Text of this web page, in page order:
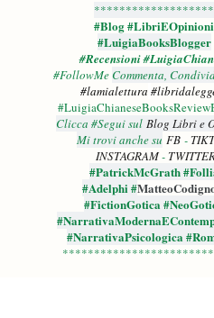
*******************
#Blog #LibriEOpinioni
#LuigiaBooksBlogger
#Recensioni
#FollowMeCommenta,
#lamialettura
Clicca #Segui sul Blog Libri e
Mi trovi anche su FB -
INSTAGRAM-
#PatrickMcGrath
#Adelphi #
#FictionGotica
#NarrativaPsicologica